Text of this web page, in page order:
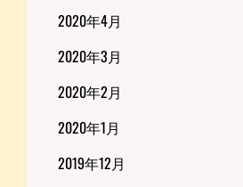
2020年4月
2020年3月
2020年2月
2020年1月
2019年12月